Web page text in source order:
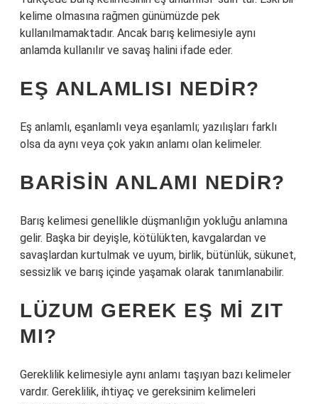
kelime olmasına rağmen günümüzde pek
kullanılmamaktadır. Ancak barış kelimesiyle aynı
anlamda kullanılır ve savaş halini ifade eder.
EŞ ANLAMLISI NEDIR?
Eş anlamlı, eşanlamlı veya eşanlamlı; yazılışları farklı
olsa da aynı veya çok yakın anlamı olan kelimeler.
BARISIN ANLAMI NEDIR?
Barış kelimesi genellikle düşmanlığın yokluğu anlamına
gelir. Başka bir deyişle, kötülükten, kavgalardan ve
savaşlardan kurtulmak ve uyum, birlik, bütünlük, sükunet,
sessizlik ve barış içinde yaşamak olarak tanımlanabilir.
LÜZUM GEREK EŞ MI ZIT
MI?
Gereklilik kelimesiyle aynı anlamı taşıyan bazı kelimeler
vardır. Gereklilik, ihtiyaç ve gereksinim kelimeleri